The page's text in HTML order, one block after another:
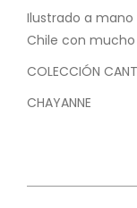
Ilustrado a
Chile con
COLECCIÓN
CHAYANNE